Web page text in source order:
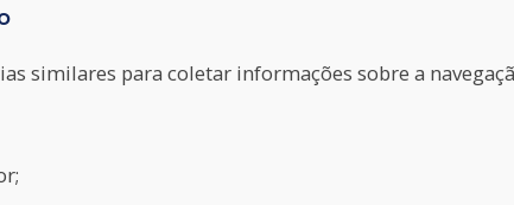
similares para coletar informações sobre a